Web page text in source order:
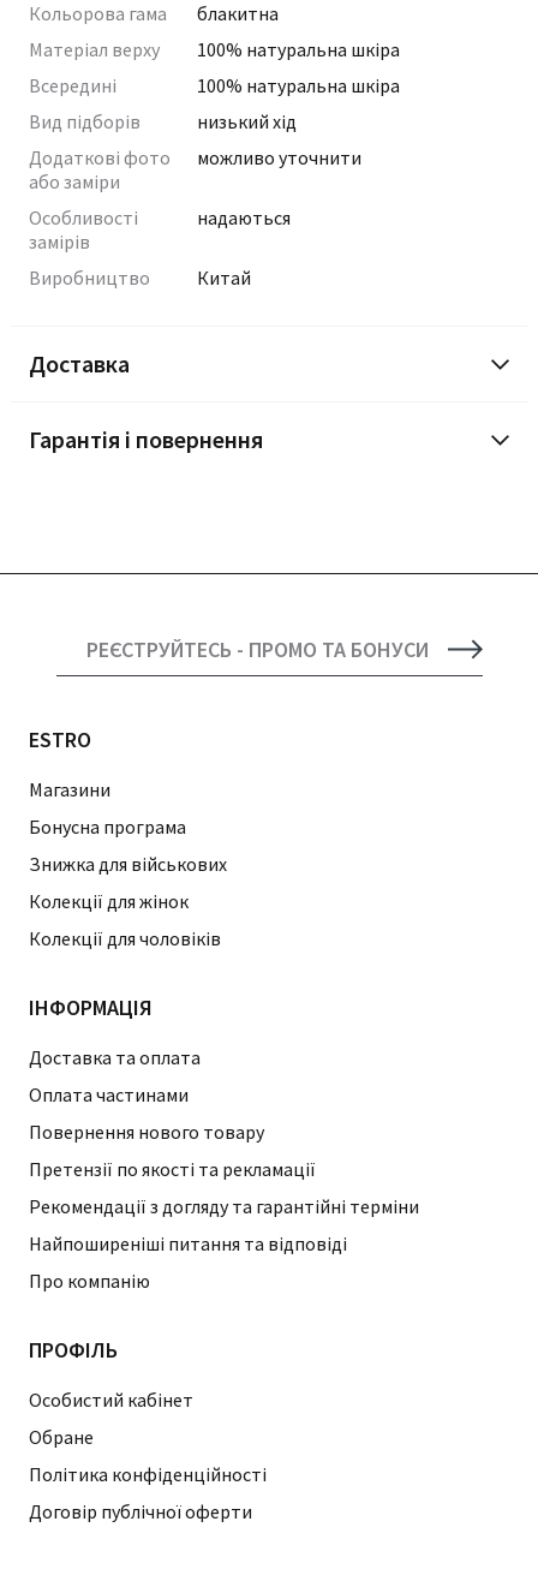
Кольорова гама
блакитна
Матеріал верху
100% натуральна шкіра
Всередині
100% натуральна шкіра
Вид підборів
низький хід
Додаткові фото
або заміри
можливо уточнити
Особливості
замірів
надаються
Виробництво Китай
Доставка
Гарантія і повернення
РЕЄСТРУЙТЕСЬ - ПРОМО ТА БОНУСИ
ESTRO
Магазини
Бонусна програма
Знижка для військових
Колекції для жінок
Колекції для чоловіків
ІНФОРМАЦІЯ
Доставка та оплата
Оплата частинами
Повернення нового товару
Претензії по якості та рекламації
Рекомендації з догляду та гарантійні терміни
Найпоширеніші питання та відповіді
Про компанію
ПРОФІЛЬ
Особистий кабінет
Обране
Політика конфіденційності
Договір публічної оферти